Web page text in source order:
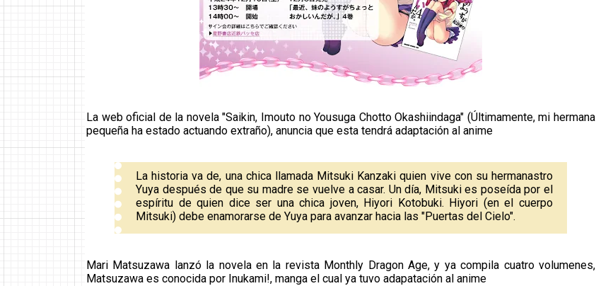
La web oficial de la novela "Saikin, Imouto no Yousuga Chotto Okashiindaga" (Últimamente, mi hermana
pequeña ha estado actuando extraño), anuncia que esta tendrá adaptación al anime
La historia va de, una chica llamada Mitsuki Kanzaki quien vive con su hermanastro
Yuya después de que su madre se vuelve a casar. Un día, Mitsuki es poseída por el
espíritu de quien dice ser una chica joven, Hiyori Kotobuki. Hiyori (en el cuerpo
Mitsuki) debe enamorarse de Yuya para avanzar hacia las "Puertas del Cielo".
Mari Matsuzawa lanzó la novela en la revista Monthly Dragon Age, y ya compila cuatro volumenes,
Matsuzawa es conocida por Inukami!, manga el cual ya tuvo adapatación al anime